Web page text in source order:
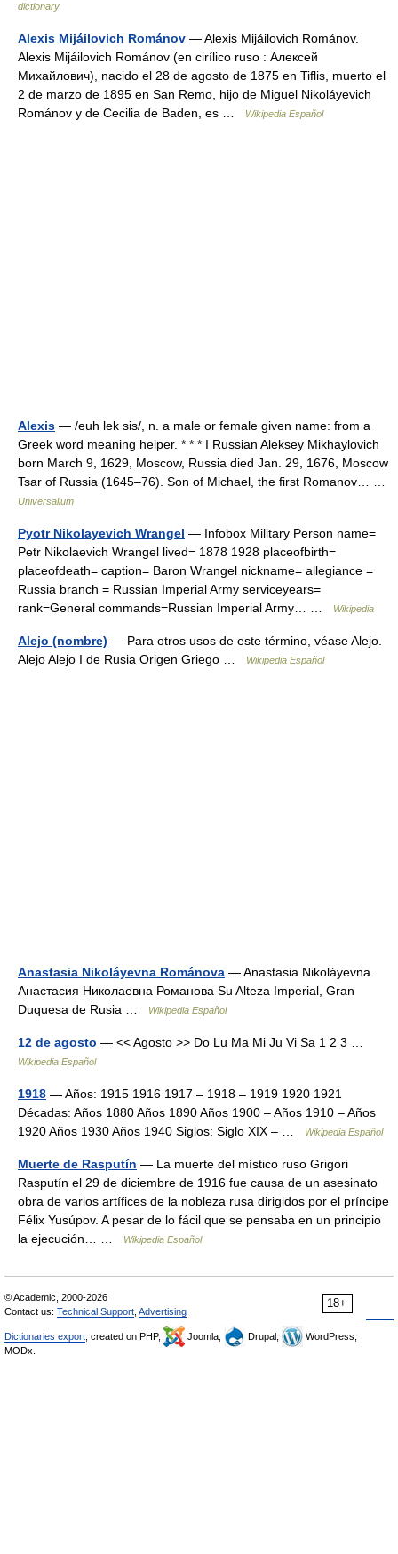
dictionary
Alexis Mijáilovich Románov — Alexis Mijáilovich Románov.
Alexis Mijáilovich Románov (en cirílico ruso : Алексей
Михайлович), nacido el 28 de agosto de 1875 en Tiflis, muerto el
2 de marzo de 1895 en San Remo, hijo de Miguel Nikoláyevich
Románov y de Cecilia de Baden, es …
Wikipedia Español
Alexis — /euh lek sis/, n. a male or female given name: from a
Greek word meaning helper. * * * I Russian Aleksey Mikhaylovich
born March 9, 1629, Moscow, Russia died Jan. 29, 1676, Moscow
Tsar of Russia (1645–76). Son of Michael, the first Romanov… …
Universalium
Pyotr Nikolayevich Wrangel — Infobox Military Person name=
Petr Nikolaevich Wrangel lived= 1878 1928 placeofbirth=
placeofdeath= caption= Baron Wrangel nickname= allegiance =
Russia branch = Russian Imperial Army serviceyears=
rank=General commands=Russian Imperial Army… …
Wikipedia
Alejo (nombre) — Para otros usos de este término, véase Alejo.
Alejo Alejo I de Rusia Origen Griego …
Wikipedia Español
Anastasia Nikoláyevna Románova — Anastasia Nikoláyevna
Анастасия Николаевна Романова Su Alteza Imperial, Gran
Duquesa de Rusia …
Wikipedia Español
12 de agosto — << Agosto >> Do Lu Ma Mi Ju Vi Sa 1 2 3 …
Wikipedia Español
1918 — Años: 1915 1916 1917 – 1918 – 1919 1920 1921
Décadas: Años 1880 Años 1890 Años 1900 – Años 1910 – Años
1920 Años 1930 Años 1940 Siglos: Siglo XIX – …
Wikipedia Español
Muerte de Rasputín — La muerte del místico ruso Grigori
Rasputín el 29 de diciembre de 1916 fue causa de un asesinato
obra de varios artífices de la nobleza rusa dirigidos por el príncipe
Félix Yusúpov. A pesar de lo fácil que se pensaba en un principio
la ejecución… …
Wikipedia Español
18+
© Academic, 2000-2026
Contact us: Technical Support Advertising
Dictionaries export , created on PHP, Joomla, Drupal,
WordPress,
MODx.